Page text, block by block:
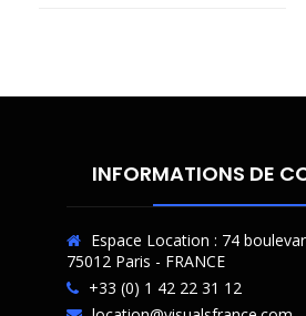
INFORMATIONS DE
Espace Location : 74
75012 Paris - FRANCE
+33 (0) 1 42 22 31 12